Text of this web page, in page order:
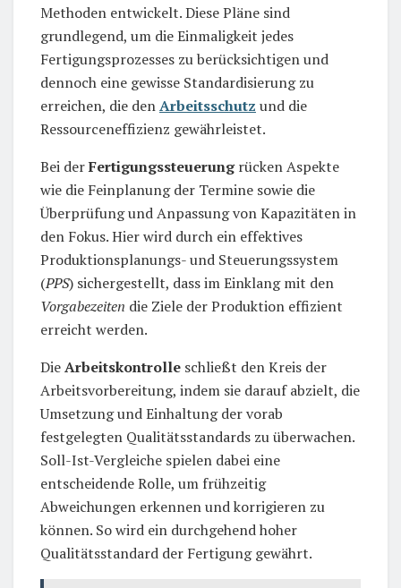
Methoden entwickelt. Diese Pläne sind
grundlegend, um die Einmaligkeit jedes
Fertigungsprozesses zu berücksichtigen und
dennoch eine gewisse Standardisierung zu
erreichen, die denArbeitsschutz und die
Ressourceneffizienz gewährleistet.
Bei derFertigungssteuerungrücken Aspekte
wie die Feinplanung der Termine sowie die
Überprüfung und Anpassung von Kapazitäten in
den Fokus. Hier wird durch ein effektives
Produktionsplanungs- und Steuerungssystem
(PPS) sichergestellt, dass im Einklang mit den
Vorgabezeiten die Ziele der Produktion effizient
erreicht werden.
DieArbeitskontrolle schließt den Kreis der
Arbeitsvorbereitung, indem sie darauf abzielt, die
Umsetzung und Einhaltung der vorab
festgelegten Qualitätsstandards zu überwachen.
Soll-Ist-Vergleiche spielen dabei eine
entscheidende Rolle, um frühzeitig
Abweichungen erkennen und korrigieren zu
können. So wird ein durchgehend hoher
Qualitätsstandard der Fertigung gewährt.